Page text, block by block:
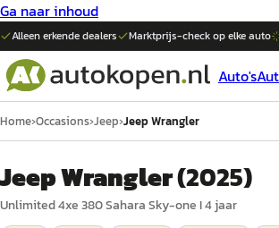
Ga naar inhoud
Alleen erkende dealers Marktprijs-check op elkeauto
Auto's
Home›Occasions›Jeep›Jeep Wrangler
Jeep Wrangler(2025)
Unlimited 4xe 380 Sahara Sky-one I 4 jaar